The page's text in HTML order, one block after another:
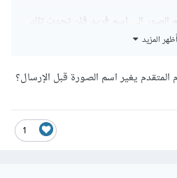
الصور إلى إسم فريد فلن تحدث تلك
أظهر المزيد
يغير اسم الصورة قبل الإرسال؟
1